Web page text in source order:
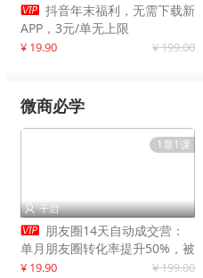
 抖音年末福利，无需下载新
APP，3元/单无上限
¥ 19.90 ¥ 199.00
微商必学
1章1课
 千启
 朋友圈14天自动成交营：
单月朋友圈转化率提升50%，被
动收入超3万元
¥ 19.90 ¥ 199.00